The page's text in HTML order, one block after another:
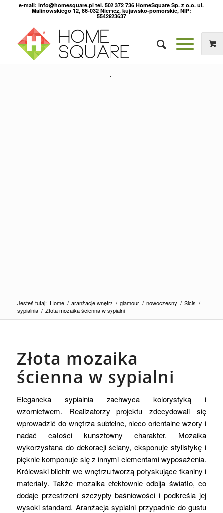
e-mail: info@homesquare.pl tel. 502 372 736 HomeSquare Sp. z o.o. ul.
Malinowskiego 12, 86-032 Niemcz, kujawsko-pomorskie, NIP:
5542923637
Jesteś tutaj: Home / aranżacje wnętrz / glamour / nowoczesny / Sicis /
sypialnia / Złota mozaika ścienna w sypialni
Złota mozaika
ścienna w sypialni
Elegancka sypialnia zachwyca kolorystyką i
wzornictwem. Realizatorzy projektu zdecydowali się
wprowadzić do wnętrza subtelne, nieco orientalne wzory i
nadać całości kunsztowny charakter. Mozaika
wykorzystana do dekoracji ściany, eksponuje stylistykę i
pięknie komponuje się z innymi elementami wyposażenia.
Królewski blichtr we wnętrzu tworzą połyskujące tkaniny i
materiały. Także mozaika efektownie odbija światło, co
dodaje przestrzeni szczypty baśniowości i podkreśla jej
wysoki standard. Aranżacja sypialni przypadnie do gustu